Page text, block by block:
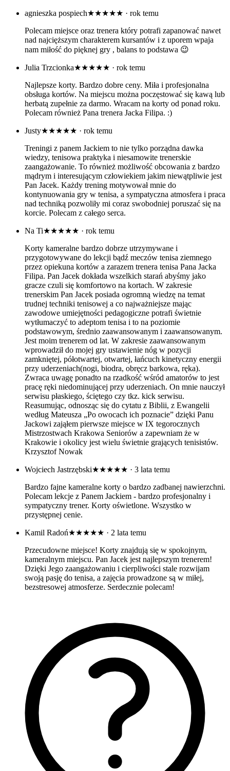
agnieszka pospiech★★★★★ · rok temu
Polecam miejsce oraz trenera który potrafi zapanować nawet
nad najcięższym charakterem kursantów i z uporem wpaja
nam miłość do pięknej gry , balans to podstawa 😉
Julia Trzcionka★★★★★ · rok temu
Najlepsze korty. Bardzo dobre ceny. Miła i profesjonalna
obsługa kortów. Na miejscu można poczęstować się kawą lub
herbatą zupełnie za darmo. Wracam na korty od ponad roku.
Polecam również Pana trenera Jacka Filipa. :)
Justy★★★★★ · rok temu
Treningi z panem Jackiem to nie tylko porządna dawka
wiedzy, tenisowa praktyka i niesamowite trenerskie
zaangażowanie. To również możliwość obcowania z bardzo
mądrym i interesującym człowiekiem jakim niewątpliwie jest
Pan Jacek. Każdy trening motywował mnie do
kontynuowania gry w tenisa, a sympatyczna atmosfera i praca
nad techniką pozwoliły mi coraz swobodniej poruszać się na
korcie. Polecam z całego serca.
Na Ti★★★★★ · rok temu
Korty kameralne bardzo dobrze utrzymywane i
przygotowywane do lekcji bądź meczów tenisa ziemnego
przez opiekuna kortów a zarazem trenera tenisa Pana Jacka
Filipa. Pan Jacek dokłada wszelkich starań abyśmy jako
gracze czuli się komfortowo na kortach. W zakresie
trenerskim Pan Jacek posiada ogromną wiedzę na temat
trudnej techniki tenisowej a co najważniejsze mając
zawodowe umiejętności pedagogiczne potrafi świetnie
wytłumaczyć to adeptom tenisa i to na poziomie
podstawowym, średnio zaawansowanym i zaawansowanym.
Jest moim trenerem od lat. W zakresie zaawansowanym
wprowadził do mojej gry ustawienie nóg w pozycji
zamkniętej, półotwartej, otwartej, łańcuch kinetyczny energii
przy uderzeniach(nogi, biodra, obręcz barkowa, ręka).
Zwraca uwagę ponadto na rzadkość wśród amatorów to jest
pracę ręki niedominującej przy uderzeniach. On mnie nauczył
serwisu płaskiego, ściętego czy tkz. kick serwisu.
Reasumując, odnosząc się do cytatu z Biblii, z Ewangelii
według Mateusza „Po owocach ich poznacie” dzięki Panu
Jackowi zająłem pierwsze miejsce w IX tegorocznych
Mistrzostwach Krakowa Seniorów a zapewniam że w
Krakowie i okolicy jest wielu świetnie grających tenisistów.
Krzysztof Nowak
Wojciech Jastrzębski★★★★★ · 3 lata temu
Bardzo fajne kameralne korty o bardzo zadbanej nawierzchni.
Polecam lekcje z Panem Jackiem - bardzo profesjonalny i
sympatyczny trener. Korty oświetlone. Wszystko w
przystępnej cenie.
Kamil Radoń★★★★★ · 2 lata temu
Przecudowne miejsce! Korty znajdują się w spokojnym,
kameralnym miejscu. Pan Jacek jest najlepszym trenerem!
Dzięki Jego zaangażowaniu i cierpliwości stale rozwijam
swoją pasję do tenisa, a zajęcia prowadzone są w miłej,
bezstresowej atmosferze. Serdecznie polecam!